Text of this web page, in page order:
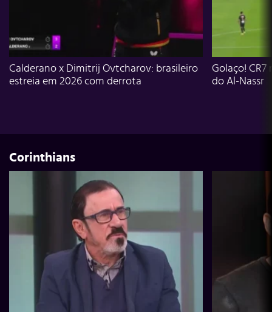
Calderano x Dimitrij Ovtcharov: brasileiro
estreia em 2026 com derrota
Golaço!
do Al-Nassr
Corinthians